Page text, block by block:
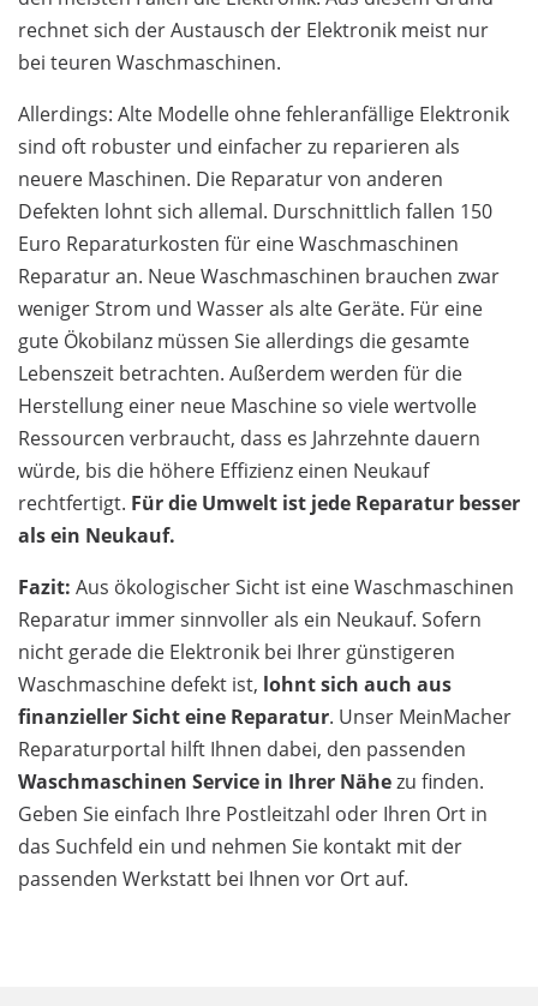
rechnet sich der Austausch der Elektronik meist nur
bei teuren Waschmaschinen.
Allerdings: Alte Modelle ohne fehler­anfäl­lige Elektronik
sind oft robuster und einfacher zu reparieren als
neuere Maschinen. Die Reparatur von anderen
Defekten lohnt sich allemal. Durschnittlich fallen 150
Euro Reparaturkosten für eine Waschmaschinen
Reparatur an. Neue Waschmaschinen brauchen zwar
weniger Strom und Wasser als alte Geräte. Für eine
gute Ökobilanz müssen Sie allerdings die gesamte
Lebenszeit betrachten. Außerdem werden für die
Herstellung einer neue Maschine so viele wertvolle
Ressourcen verbraucht, dass es Jahr­zehnte dauern
würde, bis die höhere Effizienz einen Neukauf
rechtfertigt. Für die Umwelt ist jede Reparatur besser
als ein Neukauf.
Fazit: Aus ökologischer Sicht ist eine Waschmaschinen
Reparatur immer sinnvoller als ein Neukauf. Sofern
nicht gerade die Elektronik bei Ihrer günstigeren
Waschmaschine defekt ist, lohnt sich auch aus
finanzieller Sicht eine Reparatur. Unser MeinMacher
Reparaturportal hilft Ihnen dabei, den passenden
Waschmaschinen Service in Ihrer Nähezu finden.
Geben Sie einfach Ihre Postleitzahl oder Ihren Ort in
das Suchfeld ein und nehmen Sie kontakt mit der
passenden Werkstatt bei Ihnen vor Ort auf.